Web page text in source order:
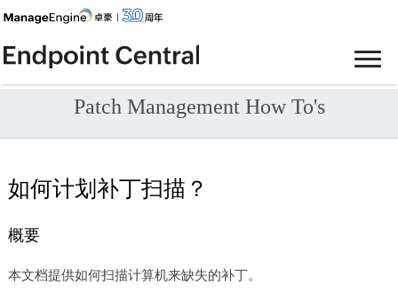
Patch Management How To's
如何计划补丁扫描？
概要
本文档提供如何扫描计算机来缺失的补丁。